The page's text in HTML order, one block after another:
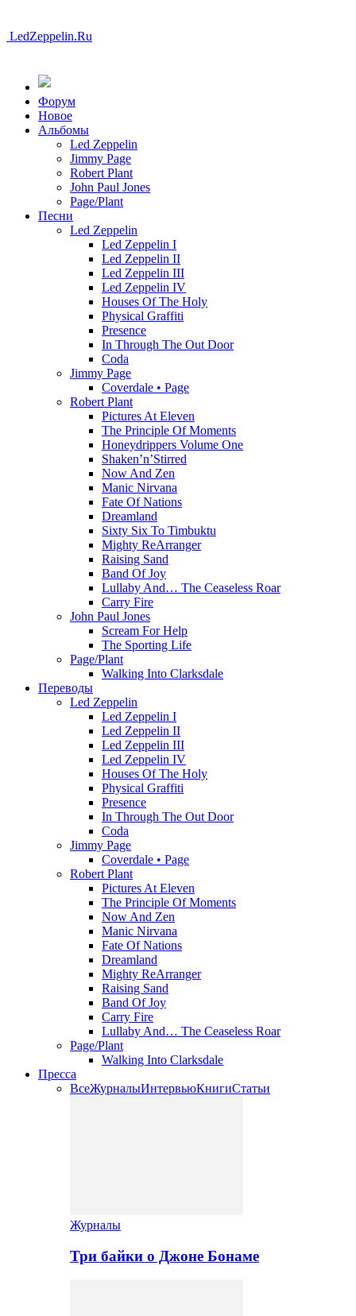
LedZeppelin.Ru
Форум
Новоe
Альбомы
Led Zeppelin
Jimmy Page
Robert Plant
John Paul Jones
Page/Plant
Песни
Led Zeppelin
Led Zeppelin I
Led Zeppelin II
Led Zeppelin III
Led Zeppelin IV
Houses Of The Holy
Physical Graffiti
Presence
In Through The Out Door
Coda
Jimmy Page
Coverdale • Page
Robert Plant
Pictures At Eleven
The Principle Of Moments
Honeydrippers Volume One
Shaken’n’Stirred
Now And Zen
Manic Nirvana
Fate Of Nations
Dreamland
Sixty Six To Timbuktu
Mighty ReArranger
Raising Sand
Band Of Joy
Lullaby And… The Ceaseless Roar
Carry Fire
John Paul Jones
Scream For Help
The Sporting Life
Page/Plant
Walking Into Clarksdale
Переводы
Led Zeppelin
Led Zeppelin I
Led Zeppelin II
Led Zeppelin III
Led Zeppelin IV
Houses Of The Holy
Physical Graffiti
Presence
In Through The Out Door
Coda
Jimmy Page
Coverdale • Page
Robert Plant
Pictures At Eleven
The Principle Of Moments
Now And Zen
Manic Nirvana
Fate Of Nations
Dreamland
Mighty ReArranger
Raising Sand
Band Of Joy
Carry Fire
Lullaby And… The Ceaseless Roar
Page/Plant
Walking Into Clarksdale
Пресса
ВсеЖурналыИнтервьюКнигиСтатьи
Журналы
Три байки о Джоне Бонаме